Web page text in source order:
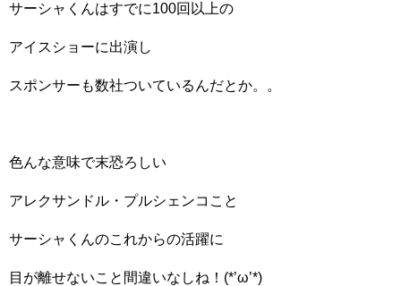
サーシャくんはすでに100回以上の
アイスショーに出演し
スポンサーも数社ついているんだとか。。
色んな意味で末恐ろしい
アレクサンドル・プルシェンコこと
サーシャくんのこれからの活躍に
目が離せないこと間違いなしね！(*’ω’*)